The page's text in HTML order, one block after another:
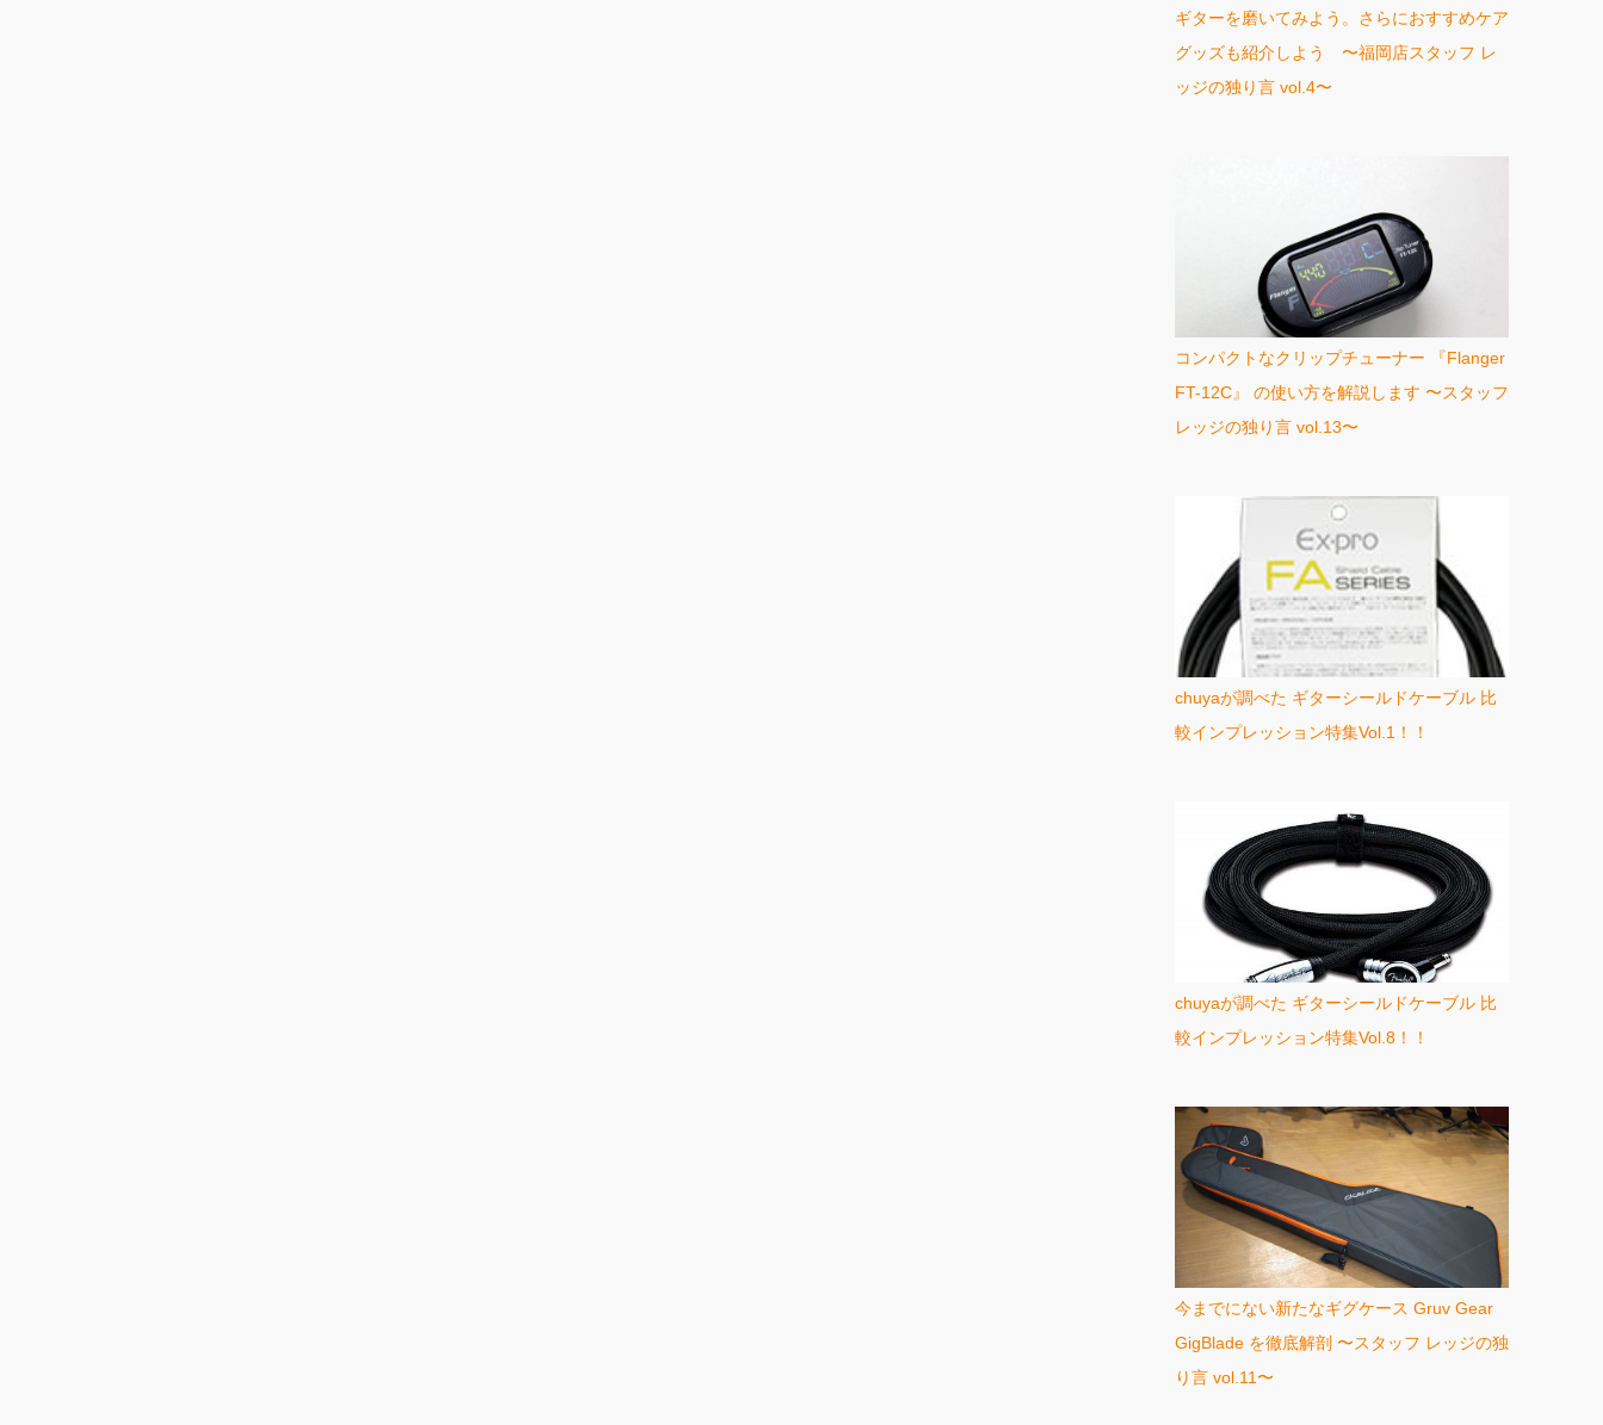
ギターを磨いてみよう。さらにおすすめケア
グッズも紹介しよう 〜福岡店スタッフ レ
ッジの独り言 vol.4〜
コンパクトなクリップチューナー 『Flanger
FT-12C』 の使い方を解説します 〜スタッフ
レッジの独り言 vol.13〜
chuyaが調べた ギターシールドケーブル 比
較インプレッション特集Vol.1！！
chuyaが調べた ギターシールドケーブル 比
較インプレッション特集Vol.8！！
今までにない新たなギグケース Gruv Gear
GigBlade を徹底解剖 〜スタッフ レッジの独
り言 vol.11〜